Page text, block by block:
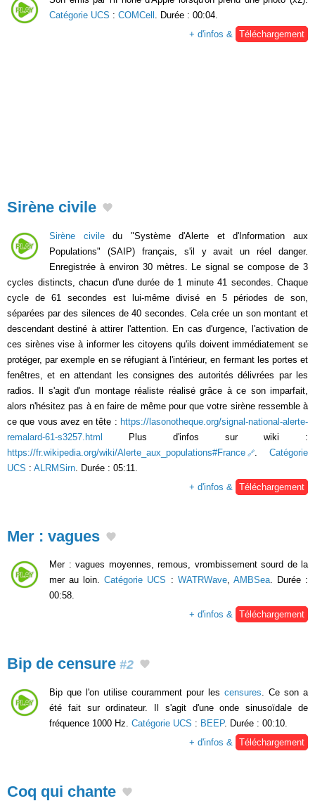
Catégorie UCS : COMCell . Durée : 00:04.
+ d'infos & Téléchargement
Sirène civile
Sirène civiledu "Système d'Alerte et d'Information aux
Populations" (SAIP) français, s'il y avait un réel danger.
Enregistrée à environ 30 mètres. Le signal se compose de 3
cycles distincts, chacun d'une durée de 1 minute 41 secondes. Chaque
cycle de 61 secondes est lui-même divisé en 5 périodes de son,
séparées par des silences de 40 secondes. Cela crée un son montant et
descendant destiné à attirer l'attention. En cas d'urgence, l'activation de
ces sirènes vise à informer les citoyens qu'ils doivent immédiatement se
protéger, par exemple en se réfugiant à l'intérieur, en fermant les portes et
fenêtres, et en attendant les consignes des autorités délivrées par les
radios. Il s'agit d'un montage réaliste réalisé grâce à ce son imparfait,
alors n'hésitez pas à en faire de même pour que votre sirène ressemble à
ce que vous avez en tête : https://lasonotheque.org/signal-national-alerte-
remalard-61-s3257.html
Plus d'infos sur wiki :
https://fr.wikipedia.org/wiki/Alerte_aux_populations#France
. Catégorie
UCS : ALRMSirn . Durée : 05:11.
+ d'infos &
Téléchargement
Mer : vagues
Mer : vagues moyennes, remous, vrombissement sourd de la
mer au loin.Catégorie UCS : WATRWave, AMBSea. Durée :
00:58.
+ d'infos & Téléchargement
Bip de censure #2
Bip que l'on utilise couramment pour les censures. Ce son a
été fait sur ordinateur. Il s'agit d'une onde sinusoïdale de
fréquence 1000 Hz. Catégorie UCS : BEEP. Durée : 00:10.
+ d'infos & Téléchargement
Coq qui chante